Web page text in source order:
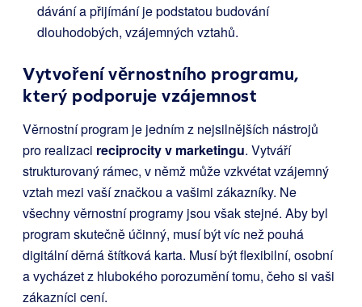
dávání a přijímání je podstatou budování
dlouhodobých, vzájemných vztahů.
Vytvoření věrnostního programu,
který podporuje vzájemnost
Věrnostní program je jedním z nejsilnějších nástrojů
pro realizaci reciprocity v marketingu. Vytváří
strukturovaný rámec, v němž může vzkvétat vzájemný
vztah mezi vaší značkou a vašimi zákazníky. Ne
všechny věrnostní programy jsou však stejné. Aby byl
program skutečně účinný, musí být víc než pouhá
digitální děrná štítková karta. Musí být flexibilní, osobní
a vycházet z hlubokého porozumění tomu, čeho si vaši
zákazníci cení.